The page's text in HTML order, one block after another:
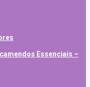
Essenciais –